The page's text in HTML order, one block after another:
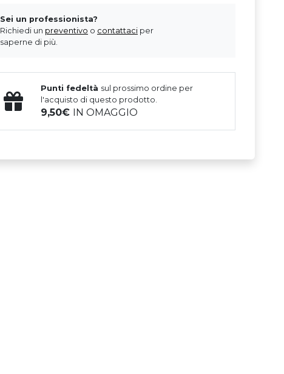
Sei un professionista?
Richiedi un preventivo o contattaci per
saperne di più.
Punti fedeltà sul prossimo ordine per
l'acquisto di questo prodotto.
9,50 IN OMAGGIO